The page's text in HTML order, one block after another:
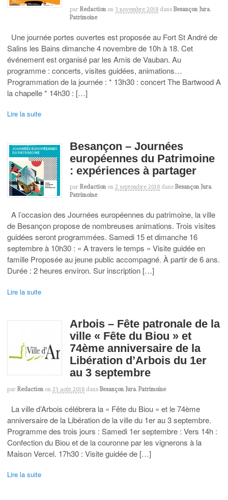
par Redaction on 3 novembre 2018 dans Besançon Jura,
Patrimoine
Une journée portes ouvertes est proposée au Fort St André de
Salins les Bains dimanche 4 novembre de 10h à 18. Cet
événement est organisé par les Amis de Vauban. Au
programme : concerts, visites guidées, animations…
Programmation de la journée : * 13h30 : concert The Bartwood A
la chapelle * 14h30 : […]
Lire la suite
Besançon – Journées
européennes du Patrimoine
: expériences à partager
par Redaction on 2 septembre 2018 dans Besançon Jura,
Patrimoine
A l’occasion des Journées européennes du patrimoine, la ville
de Besançon propose de nombreuses animations. Trois visites
guidées seront programmées. Samedi 15 et dimanche 16
septembre à 10h30 : « A travers le temps » Visite guidée en
famille Proposée au jeune public accompagné. À partir de 6 ans.
Durée : 2 heures environ. Sur inscription […]
Lire la suite
Arbois – Fête patronale de la
ville « Fête du Biou » et
74ème anniversaire de la
Libération d’Arbois du 1er
au 3 septembre
par Redaction on 23 août 2018 dans Besançon Jura, Patrimoine
La ville d’Arbois célébrera la « Fête du Biou » et le 74ème
anniversaire de la Libération de la ville du 1er au 3 septembre.
Programme des trois jours : Samedi 1er septembre : Vers 14h :
Confection du Biou et de la couronne par les vignerons à la
Maison Vercel. 17h30 : Visite guidée de […]
Lire la suite